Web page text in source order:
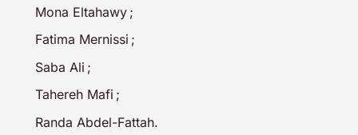
Mona Eltahawy ;
Fatima Mernissi ;
Saba Ali ;
Tahereh Mafi ;
Randa Abdel-Fattah.